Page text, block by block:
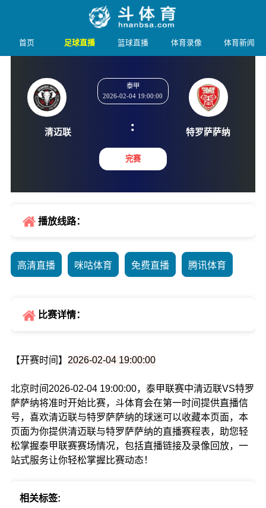
首页 足球直播 篮球直播 体育录像 体育新闻
泰甲
2026-02-04 19:00:00
:
完赛
播放线路：
高清直播 咪咕体育 免费直播 腾讯体育
比赛详情：
【开赛时间】 2026-02-04 19:00:00
北京时间2026-02-04 19:00:00，泰甲联赛中清迈联VS特罗
萨萨纳将准时开始比赛，斗体育会在第一时间提供直播信
号，喜欢清迈联与特罗萨萨纳的球迷可以收藏本页面，本
页面为你提供清迈联与特罗萨萨纳的直播赛程表，助您轻
松掌握泰甲联赛赛场情况，包括直播链接及录像回放，一
站式服务让你轻松掌握比赛动态！
相关标签: